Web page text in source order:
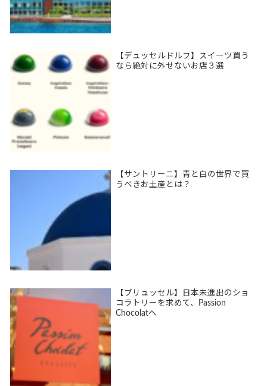
【デュッセルドルフ】スイーツ買う
なら絶対に外せないお店３選
【サントリーニ】青と白の世界で買
うべきお土産とは？
【ブリュッセル】日本未進出のショ
コラトリーを求めて、Passion
Chocolatへ